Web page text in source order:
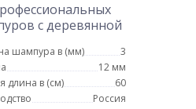
с деревянной
60см
шампура в (мм)
3
12 мм
длина в (см)
60
Россия